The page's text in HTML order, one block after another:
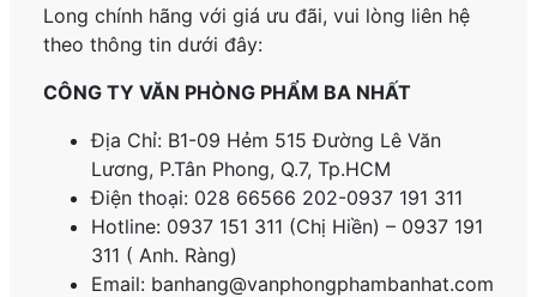
Longchính hãng với giá ưu đãi, vui lòng liên hệ
theo thông tin dưới đây:
CÔNG TY VĂN PHÒNG PHẨM BA NHẤT
Địa Chỉ: B1-09 Hẻm 515 Đường Lê Văn
Lương, P.Tân Phong, Q.7, Tp.HCM
Điện thoại: 028 66566 202-0937 191 311
Hotline: 0937 151 311 (Chị Hiền) – 0937 191
311 ( Anh. Ràng)
Email: banhang@vanphongphambanhat.com